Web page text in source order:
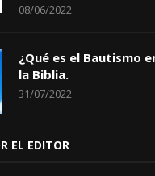
08/06/2022
¿Qué es el Bautismo
la Biblia.
31/07/2022
EL EDITOR